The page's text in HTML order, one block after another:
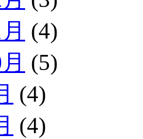
(4)
(5)
(4)
(4)